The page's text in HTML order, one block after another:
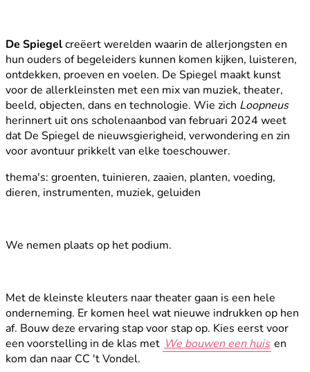
De Spiegelcreëert werelden waarin de allerjongsten en
hun ouders of begeleiders kunnen komen kijken, luisteren,
ontdekken, proeven en voelen. De Spiegel maakt kunst
voor de allerkleinsten met een mix van muziek, theater,
beeld, objecten, dans en technologie. Wie zich Loopneus
herinnert uit ons scholenaanbod van februari 2024 weet
dat De Spiegel de nieuwsgierigheid, verwondering en zin
voor avontuur prikkelt van elke toeschouwer.
thema's: groenten, tuinieren, zaaien, planten, voeding,
dieren, instrumenten, muziek, geluiden
We nemen plaats op het podium.
Met de kleinste kleuters naar theater gaan is een hele
onderneming. Er komen heel wat nieuwe indrukken op hen
af. Bouw deze ervaring stap voor stap op. Kies eerst voor
een voorstelling in de klas met We bouwen een huis en
kom dan naar CC 't Vondel.